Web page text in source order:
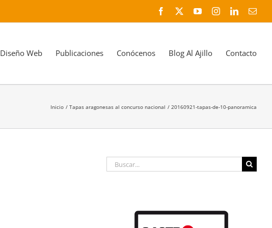
Facebook YouTubeInstagramLinkedIn
Diseño Web Publicaciones Conócenos Blog Al Ajillo Contacto
Inicio Tapas aragonesas al concurso nacional 20160921-tapas-de-10-panoramica
Buscar: